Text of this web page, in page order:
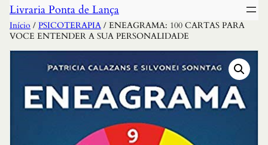
Livraria Ponta de Lança
Início / PSICOTERAPIA / ENEAGRAMA: 100 CARTAS PARA
VOCE ENTENDER A SUA PERSONALIDADE